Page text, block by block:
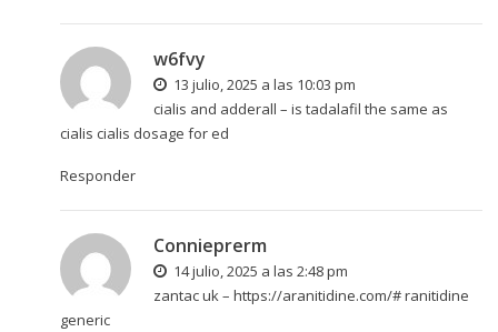
w6fvy
13 julio, 2025 a las 10:03 pm
cialis and adderall – is tadalafil the same as
cialis cialis dosage for ed
Responder
Connieprerm
14 julio, 2025 a las 2:48 pm
zantac uk – https://aranitidine.com/#ranitidine
generic